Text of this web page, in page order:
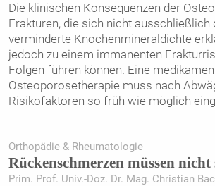
Die klinischen Konsequenzen der
Frakturen, die sich nicht ausschließlich
verminderte Knochenmineraldichte
jedoch zu einem immanenten
Folgen führen können. Eine
Osteoporosetherapie muss nach
Risikofaktoren so früh wie möglich
Orthopädie & Rheumatologie
Rückenschmerzen müssen nicht
Prim. Prof. Univ.-Doz. Dr. Mag. Christian